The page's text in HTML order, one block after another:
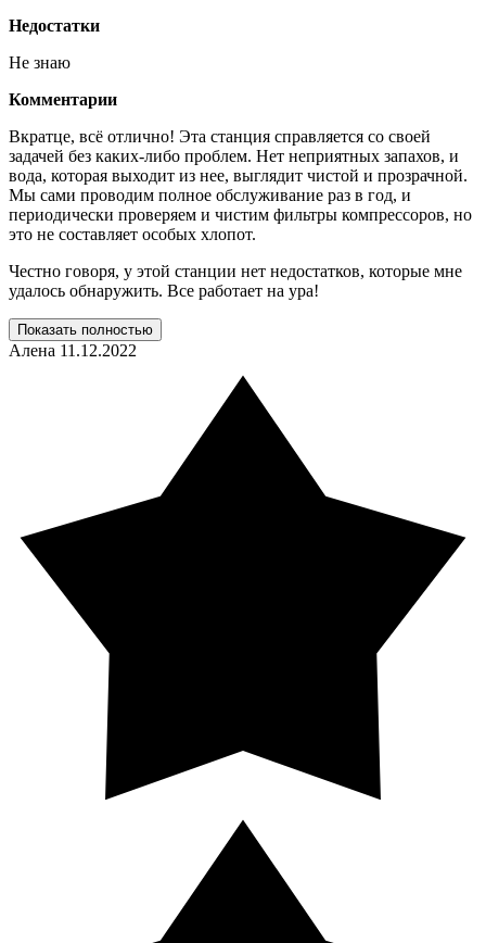
Недостатки
Не знаю
Комментарии
Вкратце, всё отлично! Эта станция справляется со своей
задачей без каких-либо проблем. Нет неприятных запахов, и
вода, которая выходит из нее, выглядит чистой и прозрачной.
Мы сами проводим полное обслуживание раз в год, и
периодически проверяем и чистим фильтры компрессоров, но
это не составляет особых хлопот.
Честно говоря, у этой станции нет недостатков, которые мне
удалось обнаружить. Все работает на ура!
Показать полностью
Алена 11.12.2022